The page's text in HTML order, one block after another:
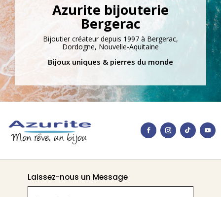
Azurite bijouterie
Bergerac
Bijoutier créateur depuis 1997 à Bergerac,
Dordogne, Nouvelle-Aquitaine
Bijoux uniques & pierres du monde
Laissez-nous un Message